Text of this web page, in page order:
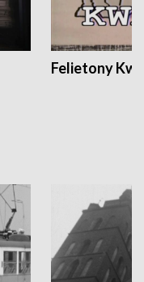
Felietony